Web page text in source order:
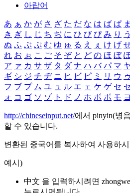
아랍어
あ ぁ か が さ ざ た だ な は ば ぱ ま
き ぎ し じ ち ぢ に ひ び ぴ み り う
ぬ ふ ぶ ぷ む ゆ ゅ る え ぇ け げ
れ お ぉ こ ご そ ぞ と ど の ほ ぼ
ア ァ カ サ ザ タ ダ ナ ハ バ パ マ
ギ シ ジ チ ヂ ニ ヒ ビ ピ ミ リ ウ ゥ
フ ブ プ ム ユ ュ ル エ ェ ケ ゲ セ
ォ コ ゴ ソ ゾ ト ド ノ ホ ボ ポ モ ヨ
http://chineseinput.net/에서 pinyin(병
할 수 있습니다.
변환된 중국어를 복사하여 사용하
예시)
中文 을 입력하시려면